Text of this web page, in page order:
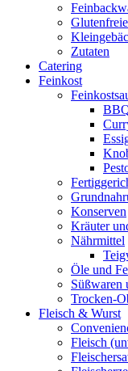
Zutaten
Catering
Feinkost
Konserven
Kräuter
Nährmittel
Öle und
Süßwaren
Trocken-
Fleisch & Wurst
Fleisch